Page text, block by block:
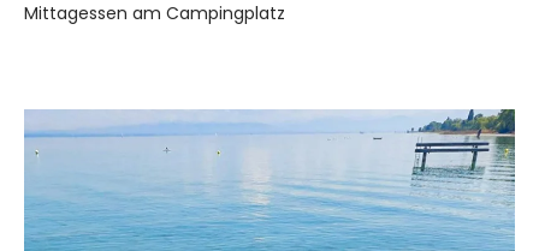
Mittagessen am Campingplatz